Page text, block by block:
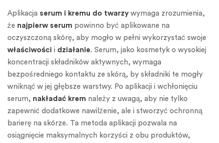
Aplikacja serum i kremu do twarzy wymaga zrozumienia,
że najpierw serum powinno być aplikowane na
oczyszczoną skórę, aby mogło w pełni wykorzystać swoje
właściwości i działanie. Serum, jako kosmetyk o wysokiej
koncentracji składników aktywnych, wymaga
bezpośredniego kontaktu ze skórą, by składniki te mogły
wniknąć w jej głębsze warstwy. Po aplikacji i wchłonięciu
serum, nakładać krem należy z uwagą, aby nie tylko
zapewnić dodatkowe nawilżenie, ale i stworzyć ochronną
barierę na skórze. Ta metoda aplikacji pozwala na
osiągnięcie maksymalnych korzyści z obu produktów,